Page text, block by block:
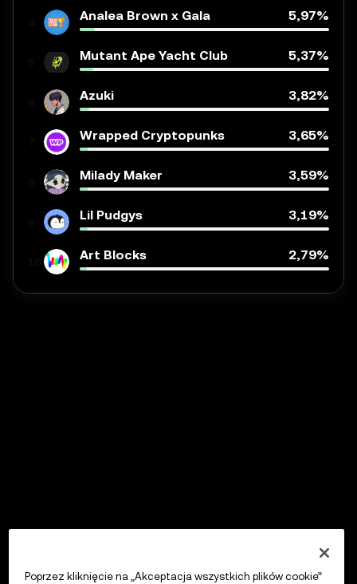
Analea Brown x Gala 5,97%
Mutant Ape Yacht Club 5,37%
Azuki 3,82%
Wrapped Cryptopunks 3,65%
Milady Maker 3,59%
Lil Pudgys 3,19%
Art Blocks 2,79%
Poprzez kliknięcie na „Akceptacja wszystkich plików cookie”